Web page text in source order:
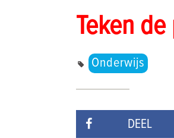
Teken
Onderwijs
DEEL